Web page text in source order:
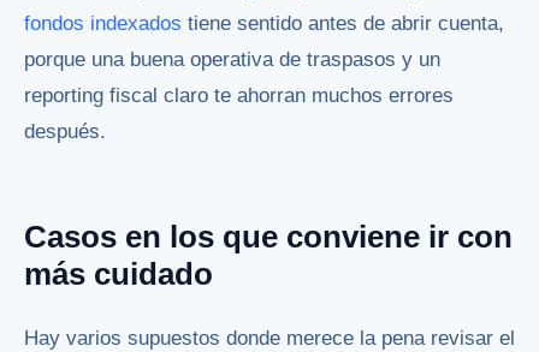
fondos indexados tiene sentido antes de abrir cuenta,
porque una buena operativa de traspasos y un
reporting fiscal claro te ahorran muchos errores
después.
Casos en los que conviene ir con
más cuidado
Hay varios supuestos donde merece la pena revisar el